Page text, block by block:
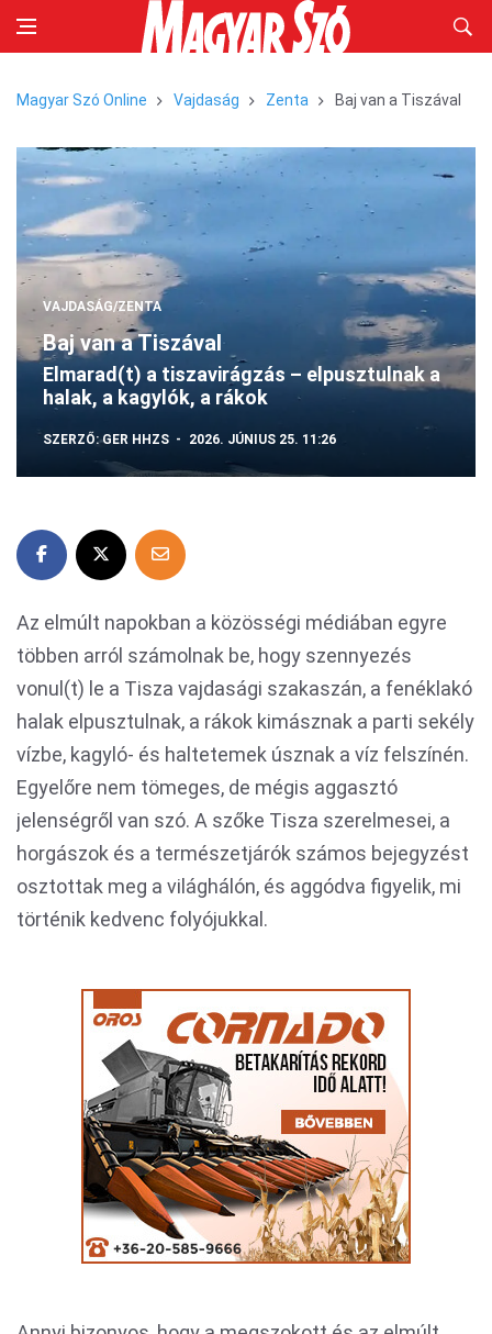
Magyar Szó Online Vajdaság Zenta Baj van a Tiszával
VAJDASÁG/ZENTA
Baj van a Tiszával
Elmarad(t) a tiszavirágzás – elpusztulnak a
halak, a kagylók, a rákok
SZERZŐ:GER HHZS 2026. JÚNIUS 25. 11:26
Az elmúlt napokban a közösségi médiában egyre
többen arról számolnak be, hogy szennyezés
vonul(t) le a Tisza vajdasági szakaszán, a fenéklakó
halak elpusztulnak, a rákok kimásznak a parti sekély
vízbe, kagyló- és haltetemek úsznak a víz felszínén.
Egyelőre nem tömeges, de mégis aggasztó
jelenségről van szó. A szőke Tisza szerelmesei, a
horgászok és a természetjárók számos bejegyzést
osztottak meg a világhálón, és aggódva figyelik, mi
történik kedvenc folyójukkal.